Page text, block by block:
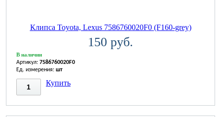
Клипса Toyota, Lexus 7586760020F0 (F160-grey)
150 руб.
В наличии
Артикул: 7586760020F0
Ед. измерения: шт
Купить